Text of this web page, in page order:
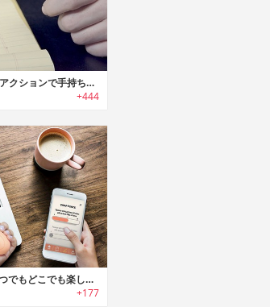
STICS｜9つのアクションで手持ち無沙汰を解消するフィジッティングデバイス「スティックス」
+444
SQUEGG｜いつでもどこでも楽しく握力トレーニングができるスマートスクイーズボール「スクエッグ」
+177